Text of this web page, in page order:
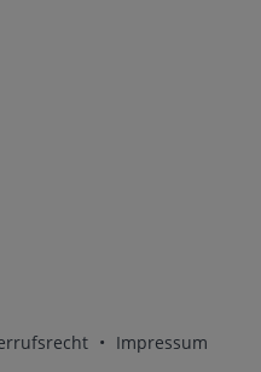
• Impressum